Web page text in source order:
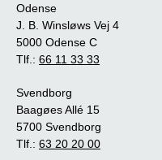
Odense
J. B. Winsløws Vej 4
5000 Odense C
Tlf.: 66 11 33 33
Svendborg
Baagøes Allé 15
5700 Svendborg
Tlf.: 63 20 20 00